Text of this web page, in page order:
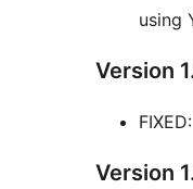
using
Version
Version